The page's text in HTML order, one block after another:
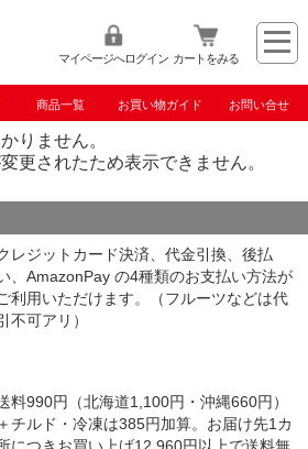
マイページへログイン カートをみる
商品一覧 お買い物ガイド お問い合せ
りません。
更されたため表示できません。
レジットカード決済、代金引換、後払
、AmazonPay の4種類のお支払い方法が
利用いただけます。（フルーツなどは代
不可アリ）
料990円（北海道1,100円・沖縄660円）
＋チルド・冷凍は385円加算。お届け先1カ
につきお買い上げ12,960円以上で送料無